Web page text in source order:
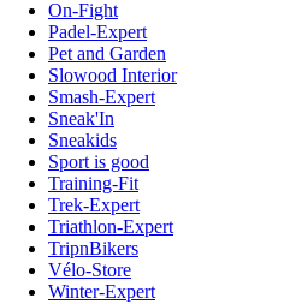
On-Fight
Padel-Expert
Pet and Garden
Slowood Interior
Smash-Expert
Sneak'In
Sneakids
Sport is good
Training-Fit
Trek-Expert
Triathlon-Expert
TripnBikers
Vélo-Store
Winter-Expert